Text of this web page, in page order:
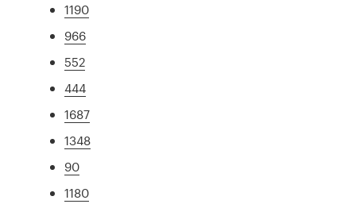
1190
966
552
444
1687
1348
90
1180